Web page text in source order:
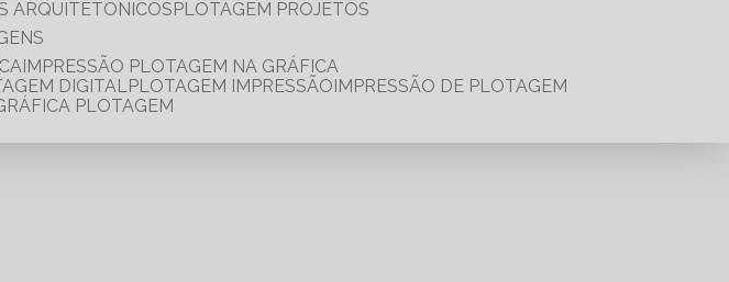
ARQUITETÔNICOS
PLOTAGEM PROJETOS
IMPRESSÃO PLOTAGEM NA GRÁFICA
DIGITAL PLOTAGEM IMPRESSÃO IMPRESSÃO DE PLOTAGEM
GRÁFICA PLOTAGEM